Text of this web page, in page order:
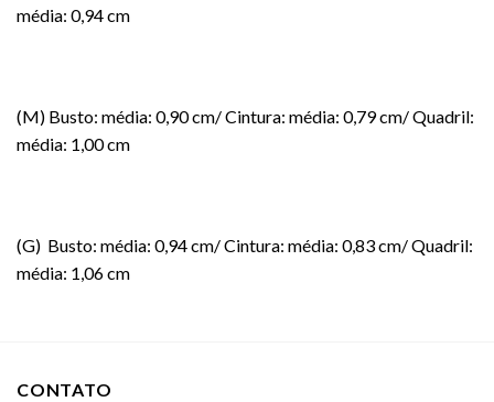
média: 0,94 cm
(M) Busto: média: 0,90 cm/ Cintura: média: 0,79 cm/ Quadril:
média: 1,00 cm
(G) Busto: média: 0,94 cm/ Cintura: média: 0,83 cm/ Quadril:
média: 1,06 cm
CONTATO